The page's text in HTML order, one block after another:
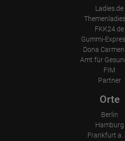
Ladies.de
FKK24.de
Gummi-
Dona Carmen
Amt für
FIM
Partner
Orte
Berlin
Hamburg
Frankfurt a.